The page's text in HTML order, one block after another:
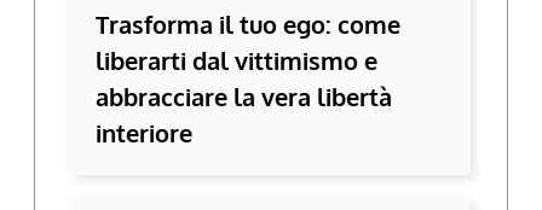
Trasforma il tuo ego: come
liberarti dal vittimismo e
abbracciare la vera libertà
interiore